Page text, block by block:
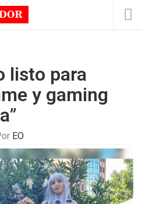
listo para
y gaming
EO